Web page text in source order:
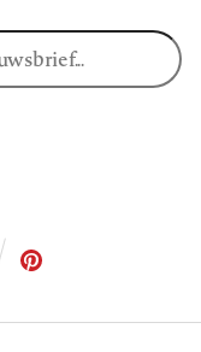
ons